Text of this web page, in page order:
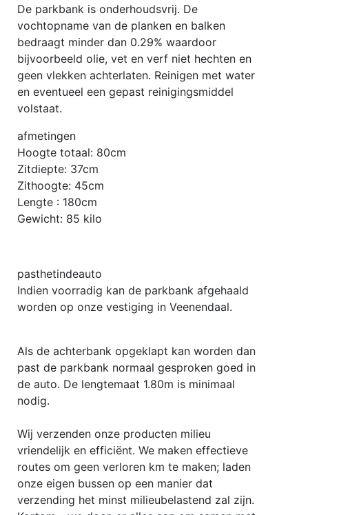
De parkbank is onderhoudsvrij. De
vochtopname van de planken en balken
bedraagt minder dan 0.29% waardoor
bijvoorbeeld olie, vet en verf niet hechten en
geen vlekken achterlaten. Reinigen met water
en eventueel een gepast reinigingsmiddel
volstaat.
afmetingen
Hoogte totaal: 80cm
Zitdiepte: 37cm
Zithoogte: 45cm
Lengte : 180cm
Gewicht: 85 kilo
pasthetindeauto
Indien voorradig kan de parkbank afgehaald
worden op onze vestiging in Veenendaal.
Als de achterbank opgeklapt kan worden dan
past de parkbank normaal gesproken goed in
de auto. De lengtemaat 1.80m is minimaal
nodig.
Wij verzenden onze producten milieu
vriendelijk en efficiënt. We maken effectieve
routes om geen verloren km te maken; laden
onze eigen bussen op een manier dat
verzending het minst milieubelastend zal zijn.